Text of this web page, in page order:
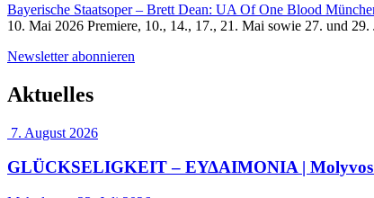
Bayerische Staatsoper – Brett Dean: UA Of One Blood
10. Mai 2026 Premiere, 10., 14., 17., 21. Mai sowie 27. und 29.
Newsletter abonnieren
Aktuelles
7. August 2026
GLÜCKSELIGKEIT – ΕΥΔΑΙΜΟΝΙΑ | Molyvos